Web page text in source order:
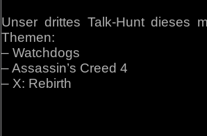
Unser drittes Talk-Hunt dieses
Themen:
– Watchdogs
– Assassin’s Creed 4
– X: Rebirth